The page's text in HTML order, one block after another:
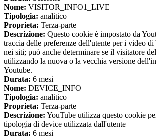
Nome: VISITOR_INFO1_LIVE
Tipologia: analitico
Proprieta: Terza-parte
Descrizione: Questo cookie è impostato da
traccia delle preferenze dell'utente per i video
nei siti; può anche determinare se il visitatore
utilizzando la nuova o la vecchia versione
Youtube.
Durata: 6 mesi
Nome: DEVICE_INFO
Tipologia: analitico
Proprieta: Terza-parte
Descrizione: YouTube utilizza questo cookie
tipologia di device utilizzata dall'utente
Durata: 6 mesi